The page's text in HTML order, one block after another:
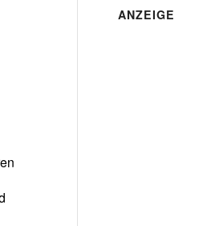
ANZEIGE